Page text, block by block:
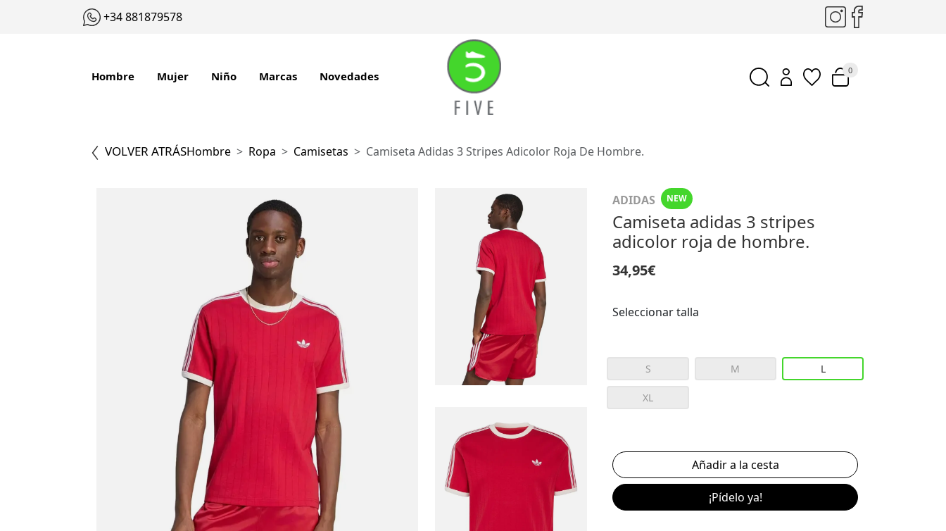
+34 881879578
Hombre Mujer Niño Marcas Novedades 0
VOLVER ATRÁSHombre Ropa Camisetas Camiseta Adidas 3 Stripes Adicolor Roja De Hombre.
ADIDAS NEW
Camiseta adidas 3 stripes
adicolor roja de hombre.
34,95€
Seleccionar talla
S M L
XL
¡Pídelo ya!